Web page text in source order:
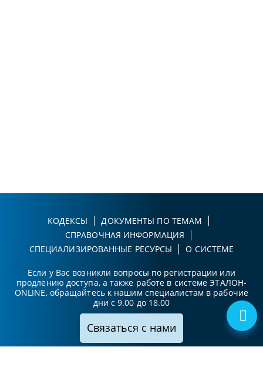
КОДЕКСЫ
ДОКУМЕНТЫ ПО ТЕМАМ
СПРАВОЧНАЯ ИНФОРМАЦИЯ
СПЕЦИАЛИЗИРОВАННЫЕ РЕСУРСЫ
О СИСТЕМЕ
Если у Вас возникли вопросы по регистрации или
продлению доступа, а также работе в системе ЭТАЛОН-
ONLINE, обращайтесь к нашим специалистам в рабочие
дни с 9.00 до 18.00
Связаться с нами